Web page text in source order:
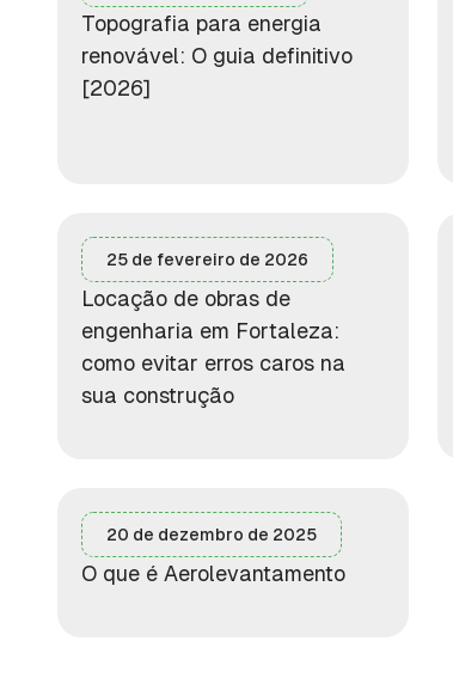
Topografia para energia
renovável: O guia definitivo
[2026]
25 de fevereiro de 2026
Locação de obras de
engenharia em Fortaleza:
como evitar erros caros na
sua construção
20 de dezembro de 2025
O que é Aerolevantamento